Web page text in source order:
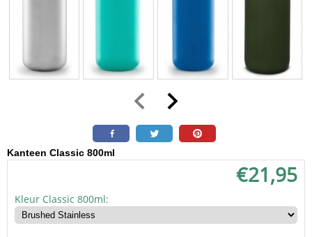
Kanteen Classic 800ml
€21,95
Kleur Classic 800ml: